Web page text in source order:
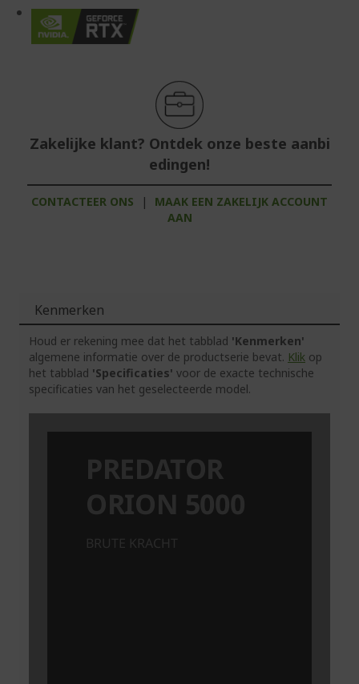
Zakelijke klant? Ontdek onze beste aanbi
edingen!
CONTACTEER ONS |
MAAK EEN ZAKELIJK ACCOUNT
AAN
Kenmerken
Houd er rekening mee dat het tabblad 'Kenmerken'
algemene informatie over de productserie bevat. Klik op
het tabblad 'Specificaties' voor de exacte technische
specificaties van het geselecteerde model.